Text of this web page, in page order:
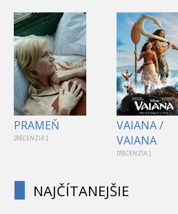
PRAMEŇ
[RECENZIA ]
VAIANA /
VAIANA
[RECENZIA ]
NAJČÍTANEJŠIE